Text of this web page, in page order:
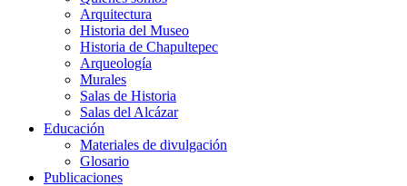
Arquitectura
Historia del Museo
Historia de Chapultepec
Arqueología
Murales
Salas de Historia
Salas del Alcázar
Educación
Materiales de divulgación
Glosario
Publicaciones